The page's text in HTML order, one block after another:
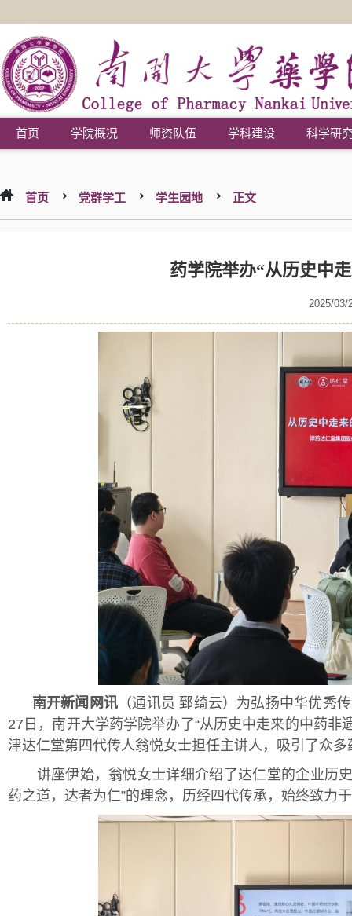
首页 学院概况 师资队伍 学科建设 科学研
首页 党群学工 学生园地 正文
药学院举办“从历史中
2025/03/
南开新闻网讯 （通讯员 郅绮云）为弘扬中华优秀
27日，南开大学药学院举办了“从历史中走来的中药
津达仁堂第四代传人翁悦女士担任主讲人，吸引了众
讲座伊始，翁悦女士详细介绍了达仁堂的企业历史
药之道，达者为仁”的理念，历经四代传承，始终致力